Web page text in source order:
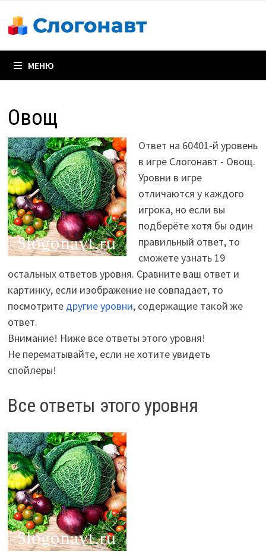
содержимому
МЕНЮ
Овощ
Ответ на 60401-й уровень
в игре Слогонавт - Овощ.
Уровни в игре
отличаются у каждого
игрока, но если вы
подберёте хотя бы один
правильный ответ, то
сможете узнать 19
остальных ответов уровня. Сравните ваш ответ и
картинку, если изображение не совпадает, то
посмотрите другие уровни, содержащие такой же
ответ.
Внимание! Ниже все ответы этого уровня!
Не перематывайте, если не хотите увидеть
спойлеры!
Все ответы этого уровня